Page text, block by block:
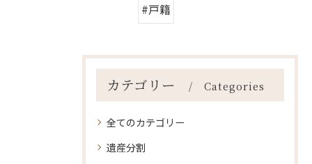
#戸籍
カテゴリー Categories
全てのカテゴリー
遺産分割